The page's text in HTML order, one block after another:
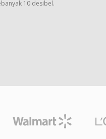
10 desibel.